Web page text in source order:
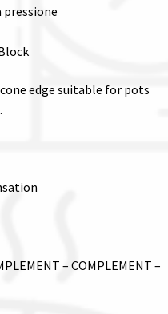
pressione
edge suitable for pots
– COMPLEMENT –